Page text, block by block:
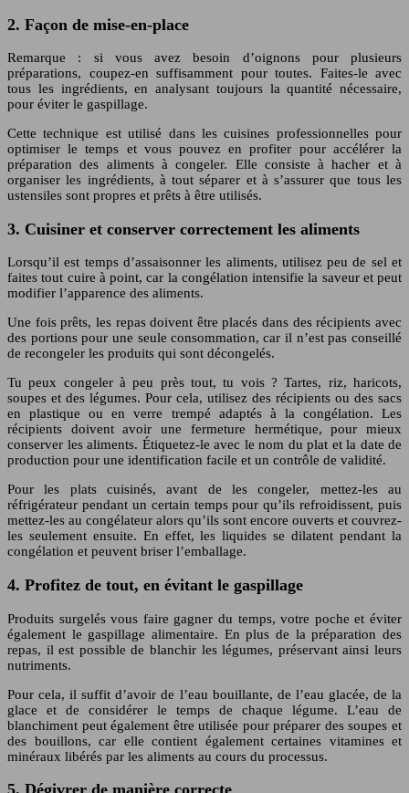
2. Façon de mise-en-place
Remarque : si vous avez besoin d’oignons pour plusieurs
préparations, coupez-en suffisamment pour toutes. Faites-le avec
tous les ingrédients, en analysant toujours la quantité nécessaire,
pour éviter le gaspillage.
Cette technique est utilisé dans les cuisines professionnelles pour
optimiser le temps et vous pouvez en profiter pour accélérer la
préparation des aliments à congeler. Elle consiste à hacher et à
organiser les ingrédients, à tout séparer et à s’assurer que tous les
ustensiles sont propres et prêts à être utilisés.
3. Cuisiner et conserver correctement les aliments
Lorsqu’il est temps d’assaisonner les aliments, utilisez peu de sel et
faites tout cuire à point, car la congélation intensifie la saveur et peut
modifier l’apparence des aliments.
Une fois prêts, les repas doivent être placés dans des récipients avec
des portions pour une seule consommation, car il n’est pas conseillé
de recongeler les produits qui sont décongelés.
Tu peux congeler à peu près tout, tu vois ? Tartes, riz, haricots,
soupes et des légumes. Pour cela, utilisez des récipients ou des sacs
en plastique ou en verre trempé adaptés à la congélation. Les
récipients doivent avoir une fermeture hermétique, pour mieux
conserver les aliments. Étiquetez-le avec le nom du plat et la date de
production pour une identification facile et un contrôle de validité.
Pour les plats cuisinés, avant de les congeler, mettez-les au
réfrigérateur pendant un certain temps pour qu’ils refroidissent, puis
mettez-les au congélateur alors qu’ils sont encore ouverts et couvrez-
les seulement ensuite. En effet, les liquides se dilatent pendant la
congélation et peuvent briser l’emballage.
4. Profitez de tout, en évitant le gaspillage
Produits surgelés vous faire gagner du temps, votre poche et éviter
également le gaspillage alimentaire. En plus de la préparation des
repas, il est possible de blanchir les légumes, préservant ainsi leurs
nutriments.
Pour cela, il suffit d’avoir de l’eau bouillante, de l’eau glacée, de la
glace et de considérer le temps de chaque légume. L’eau de
blanchiment peut également être utilisée pour préparer des soupes et
des bouillons, car elle contient également certaines vitamines et
minéraux libérés par les aliments au cours du processus.